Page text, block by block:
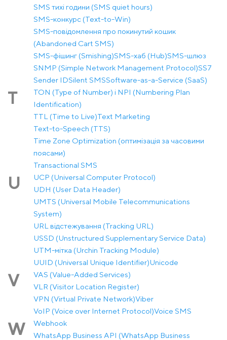
SMS тихі години (SMS quiet hours)
SMS-конкурс (Text-to-Win)
SMS-повідомлення про покинутий кошик
(Abandoned Cart SMS)
SMS-фішинг (Smishing)SMS-хаб (Hub)SMS-шлюз
SNMP (Simple Network Management Protocol)SS7
Sender IDSilent SMSSoftware-as-a-Service (SaaS)
T
TON (Type of Number) і NPI (Numbering Plan
Identification)
TTL (Time to Live)Text Marketing
Text-to-Speech (TTS)
Time Zone Optimization (оптимізація за часовими
поясами)
Transactional SMS
U
UCP (Universal Computer Protocol)
UDH (User Data Header)
UMTS (Universal Mobile Telecommunications
System)
URL відстежування (Tracking URL)
USSD (Unstructured Supplementary Service Data)
UTM-мітка (Urchin Tracking Module)
UUID (Universal Unique Identifier)Unicode
V
VAS (Value-Added Services)
VLR (Visitor Location Register)
VPN (Virtual Private Network)Viber
VoIP (Voice over Internet Protocol)Voice SMS
W
Webhook
WhatsApp Business API (WhatsApp Business